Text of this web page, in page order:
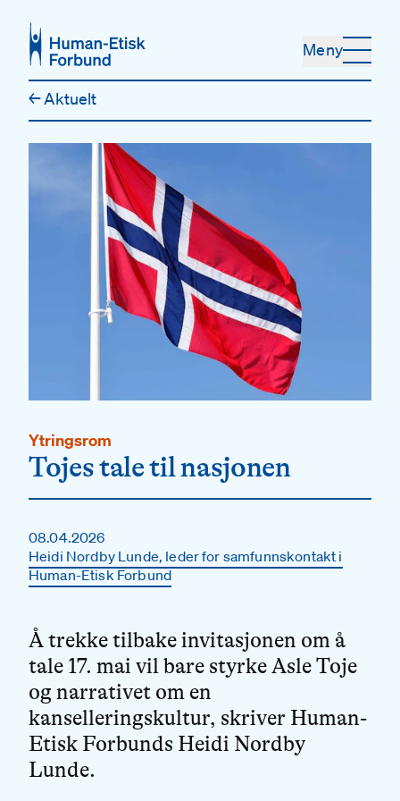
Meny
←Aktuelt
Ytringsrom
Tojes tale til nasjonen
08.04.2026
Heidi Nordby Lunde, leder for samfunnskontakt i
Human-Etisk Forbund
Å trekke tilbake invitasjonen om å
tale 17. mai vil bare styrke Asle Toje
og narrativet om en
kanselleringskultur, skriver Human-
Etisk Forbunds Heidi Nordby
Lunde.